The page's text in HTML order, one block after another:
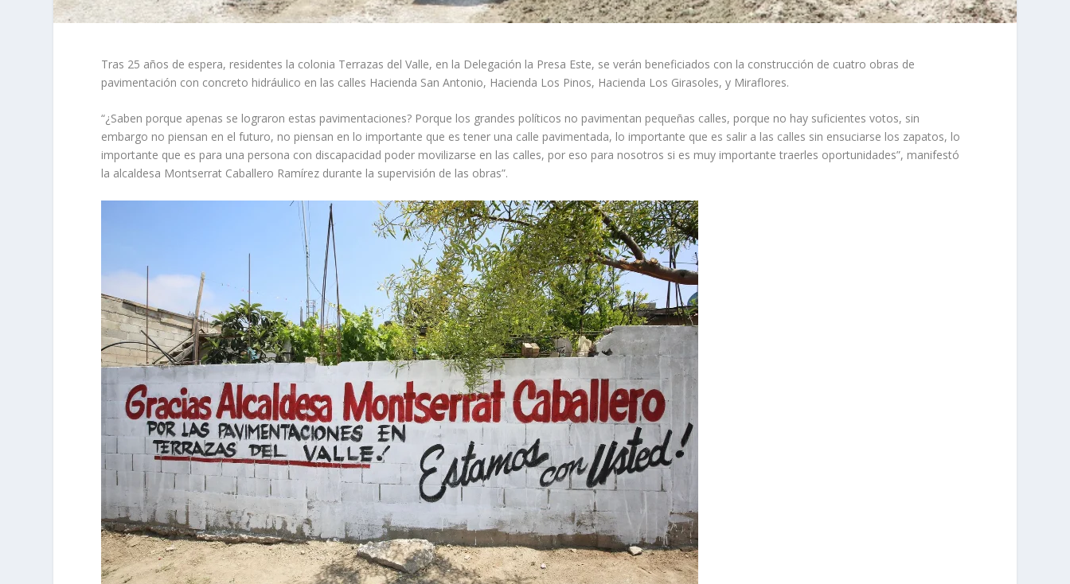
Tras 25 años de espera, residentes la colonia Terrazas del Valle, en la Delegación la Presa Este, se verán beneficiados con la construcción de cuatro obras de
pavimentación con concreto hidráulico en las calles Hacienda San Antonio, Hacienda Los Pinos, Hacienda Los Girasoles, y Miraflores.
“¿Saben porque apenas se lograron estas pavimentaciones? Porque los grandes políticos no pavimentan pequeñas calles, porque no hay suficientes votos, sin
embargo no piensan en el futuro, no piensan en lo importante que es tener una calle pavimentada, lo importante que es salir a las calles sin ensuciarse los zapatos, lo
importante que es para una persona con discapacidad poder movilizarse en las calles, por eso para nosotros si es muy importante traerles oportunidades”, manifestó
la alcaldesa Montserrat Caballero Ramírez durante la supervisión de las obras”.